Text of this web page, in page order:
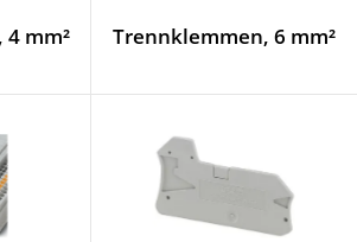
mm² Trennklemmen, 6 mm²